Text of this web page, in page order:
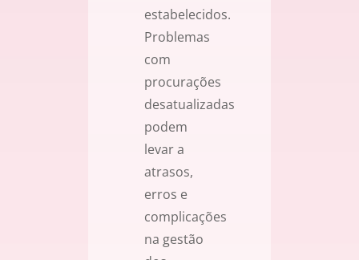
estabelecidos.
Problemas
com
procurações
desatualizadas
podem
levar a
atrasos,
erros e
complicações
na gestão